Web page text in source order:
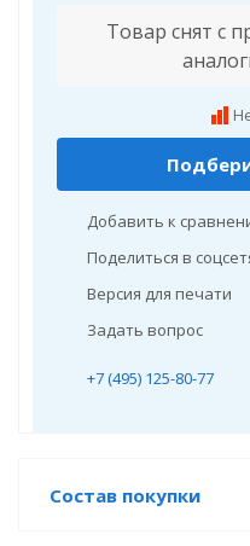
Товар снят с
Добавить к
Поделиться в
Версия для печати
Задать вопрос
+7 (495) 125-80-77
Состав покупки